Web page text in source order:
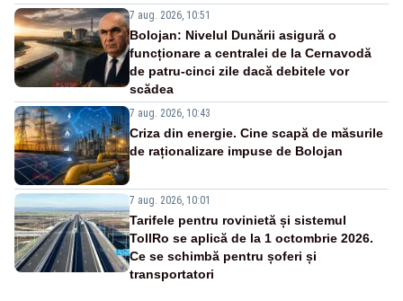
7 aug. 2026, 10:51
Bolojan: Nivelul Dunării asigură o
funcționare a centralei de la Cernavodă
de patru-cinci zile dacă debitele vor
scădea
7 aug. 2026, 10:43
Criza din energie. Cine scapă de măsurile
de raționalizare impuse de Bolojan
7 aug. 2026, 10:01
Tarifele pentru rovinietă și sistemul
TollRo se aplică de la 1 octombrie 2026.
Ce se schimbă pentru șoferi și
transportatori